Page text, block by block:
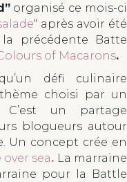
organisé ce mois-ci
“ après avoir été
précédente Batte
of Macarons.
défi culinaire
choisi par un
un partage
blogueurs autour
Un concept crée en
over sea. La marraine
pour la Battle